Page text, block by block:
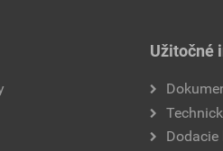
Užitočné
Dodacie